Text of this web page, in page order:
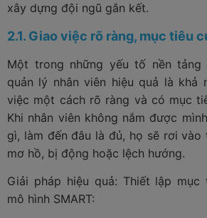
xây dựng đội ngũ gắn kết.
2.1. Giao việc rõ ràng, mục tiêu
Một trong những yếu tố nền tảng
quản lý nhân viên hiệu quả là khả
việc một cách rõ ràng và có mục
Khi nhân viên không nắm được
gì, làm đến đâu là đủ, họ sẽ rơi vào
mơ hồ, bị động hoặc lệch hướng.
Giải pháp hiệu quả: Thiết lập mục
mô hình SMART: